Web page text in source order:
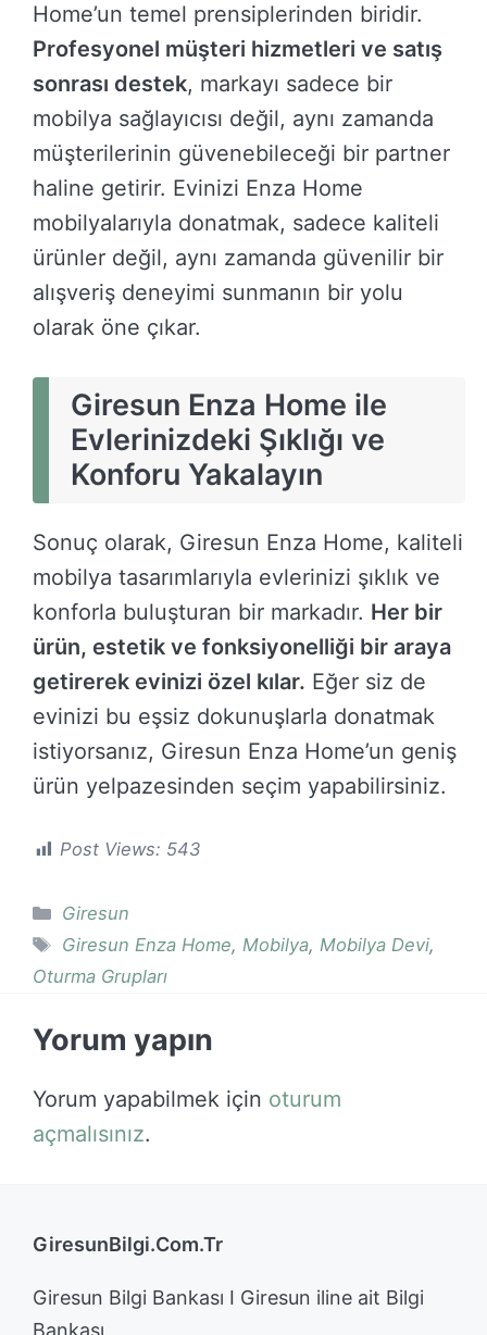
Home’un temel prensiplerinden biridir.
Profesyonel müşteri hizmetleri ve satış
sonrası destek, markayı sadece bir
mobilya sağlayıcısı değil, aynı zamanda
müşterilerinin güvenebileceği bir partner
haline getirir. Evinizi Enza Home
mobilyalarıyla donatmak, sadece kaliteli
ürünler değil, aynı zamanda güvenilir bir
alışveriş deneyimi sunmanın bir yolu
olarak öne çıkar.
Giresun Enza Home ile
Evlerinizdeki Şıklığı ve
Konforu Yakalayın
Sonuç olarak, Giresun Enza Home, kaliteli
mobilya tasarımlarıyla evlerinizi şıklık ve
konforla buluşturan bir markadır. Her bir
ürün, estetik ve fonksiyonelliği bir araya
getirerek evinizi özel kılar. Eğer siz de
evinizi bu eşsiz dokunuşlarla donatmak
istiyorsanız, Giresun Enza Home’un geniş
ürün yelpazesinden seçim yapabilirsiniz.
Post Views: 543
Kategoriler
Giresun
Etiketler
Giresun Enza Home, Mobilya, Mobilya Devi,
Oturma Grupları
Yorum yapın
Yorum yapabilmek için oturum
açmalısınız.
GiresunBilgi.Com.Tr
Giresun Bilgi Bankası I Giresun iline ait Bilgi